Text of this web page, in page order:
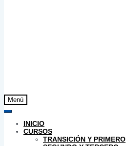
Menú
INICIO
CURSOS
TRANSICIÓN Y PRIMERO